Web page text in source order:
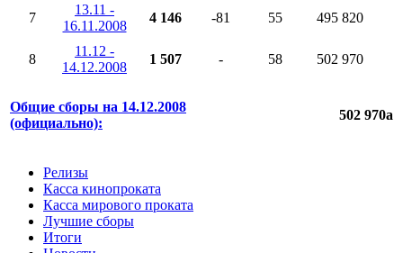
7
13.11 -
16.11.2008
4 146 -81 55 495 820
8
11.12 -
14.12.2008
1 507 - 58 502 970
Общие сборы на 14.12.2008
(официально):
502 970a
Релизы
Касса кинопроката
Касса мирового проката
Лучшие сборы
Итоги